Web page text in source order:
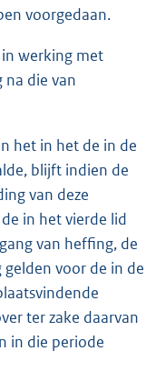
voorgedaan.
werking met
na die van
het in het de in de
blijft indien de
van deze
in het vierde lid
van heffing, de
voor de in de
ter zake daarvan
in die periode